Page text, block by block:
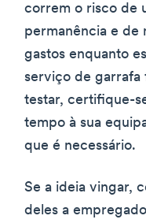
correm o risco de
permanência e de
gastos enquanto
serviço de garrafa
testar, certifique-
tempo à sua
que é necessário.
Se a ideia vingar,
deles a